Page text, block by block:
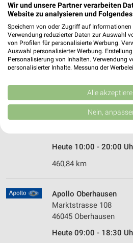
Apollo Mülheim an der
Schloßstrasse 2
45468 Mülheim an der
Heute 09:30 - 18:30
Apollo Oberhausen
Centroallee 161
Heute 10:00 - 20:00
460,84 km
Apollo Oberhausen
Marktstrasse 108
46045 Oberhausen
Heute 09:00 - 18:30
Wir und unsere Partner verarbeiten
Website zu analysieren und
Speichern von oder Zugriff auf Informationen
Verwendung reduzierter Daten zur Auswahl
von Profilen für personalisierte Werbung.
Auswahl personalisierter Werbung.
Personalisierung von Inhalten. Verwendung
personalisierter Inhalte. Messung der
Kombinationen von Daten aus
Verbesserung der Angebote. Verwendung
von Inhalten.
Daten können außerhalb der Europäischen
Website/App.
Partnerliste anzeigen (1 IAB-Anbieter)
Wir nutzen Ihre Daten für folgende Zwecke:
Speichern von oder Zugriff auf
auf einem Endgerät
Verwendung reduzierter Daten zur
Werbeanzeigen
Alle
Nein,